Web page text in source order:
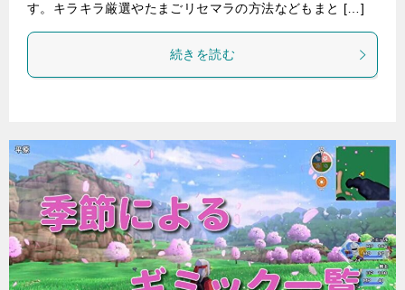
す。キラキラ厳選やたまごリセマラの方法などもまと […]
続きを読む